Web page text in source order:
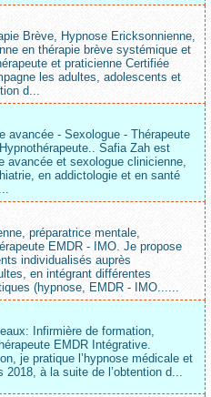
Brève, Hypnose Ericksonnienne,
en thérapie brève systémique et
et praticienne Certifiée
les adultes, adolescents et
d...
avancée - Sexologue - Thérapeute
Safia Zah est
avancée et sexologue clinicienne,
en addictologie et en santé
préparatrice mentale,
EMDR - IMO. Je propose
individualisés auprès
en intégrant différentes
(hypnose, EMDR - IMO......
Infirmière de formation,
EMDR Intégrative.
je pratique l’hypnose médicale et
2018, à la suite de l’obtention d...